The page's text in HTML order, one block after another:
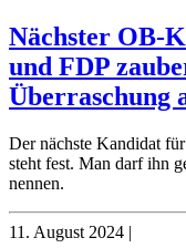
Nächster OB-
und FDP
Überraschung
Der nächste Kandidat
steht fest. Man darf ihn
nennen.
11. August 2024 |